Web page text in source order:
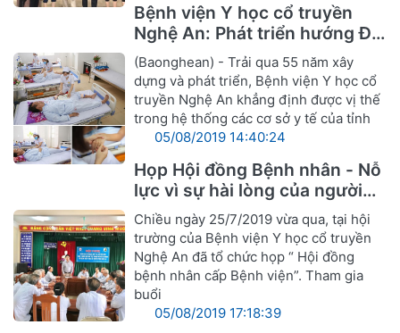
Bệnh viện Y học cổ truyền
Nghệ An: Phát triển hướng Đa
khoa Y, Dược cổ truyền
(Baonghean) - Trải qua 55 năm xây
dựng và phát triển, Bệnh viện Y học cổ
truyền Nghệ An khẳng định được vị thế
trong hệ thống các cơ sở y tế của tỉnh
05/08/2019 14:40:24
Họp Hội đồng Bệnh nhân - Nỗ
lực vì sự hài lòng của người
bệnh
Chiều ngày 25/7/2019 vừa qua, tại hội
trường của Bệnh viện Y học cổ truyền
Nghệ An đã tổ chức họp “ Hội đồng
bệnh nhân cấp Bệnh viện”. Tham gia
buổi
05/08/2019 17:18:39